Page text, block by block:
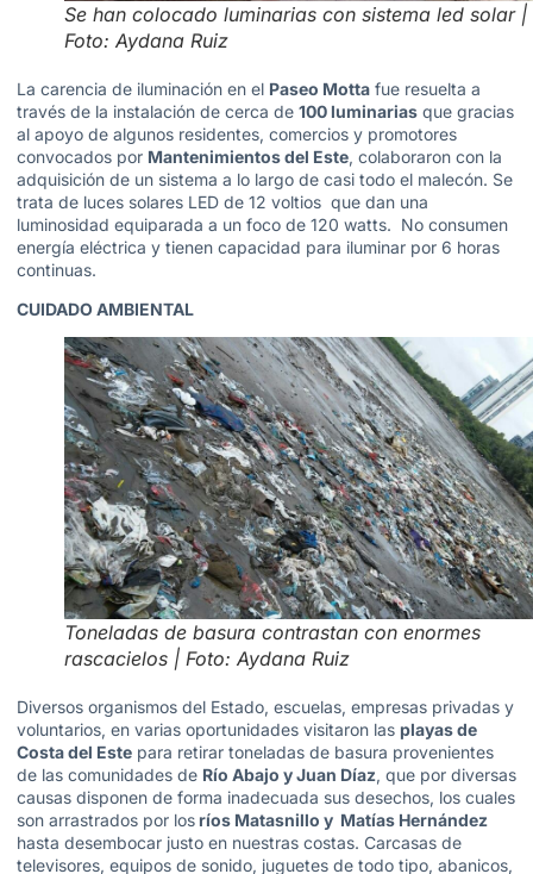
Se han colocado luminarias con sistema led solar |
Foto: Aydana Ruiz
La carencia de iluminación en el Paseo Motta fue resuelta a
través de la instalación de cerca de 100 luminarias que gracias
al apoyo de algunos residentes, comercios y promotores
convocados por Mantenimientos del Este, colaboraron con la
adquisición de un sistema a lo largo de casi todo el malecón. Se
trata de luces solares LED de 12 voltios que dan una
luminosidad equiparada a un foco de 120 watts. No consumen
energía eléctrica y tienen capacidad para iluminar por 6 horas
continuas.
CUIDADO AMBIENTAL
Toneladas de basura contrastan con enormes
rascacielos | Foto: Aydana Ruiz
Diversos organismos del Estado, escuelas, empresas privadas y
voluntarios, en varias oportunidades visitaron las playas de
Costa del Este para retirar toneladas de basura provenientes
de las comunidades de Río Abajo y Juan Díaz, que por diversas
causas disponen de forma inadecuada sus desechos, los cuales
son arrastrados por los ríos Matasnillo y Matías Hernández
hasta desembocar justo en nuestras costas. Carcasas de
televisores, equipos de sonido, juguetes de todo tipo, abanicos,